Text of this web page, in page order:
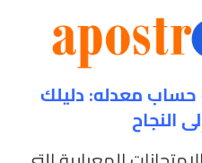
حساب معدله: دليلك
النجاح